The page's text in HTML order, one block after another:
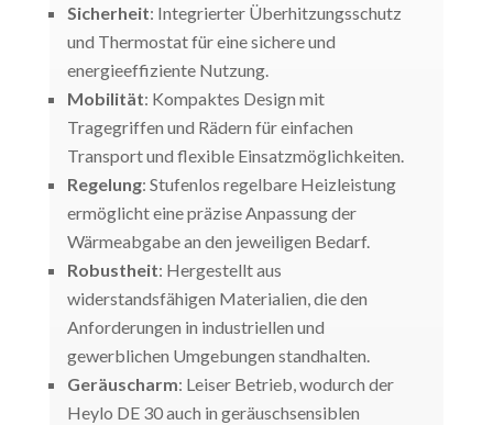
Sicherheit: Integrierter Überhitzungsschutz
und Thermostat für eine sichere und
energieeffiziente Nutzung.
Mobilität: Kompaktes Design mit
Tragegriffen und Rädern für einfachen
Transport und flexible Einsatzmöglichkeiten.
Regelung: Stufenlos regelbare Heizleistung
ermöglicht eine präzise Anpassung der
Wärmeabgabe an den jeweiligen Bedarf.
Robustheit: Hergestellt aus
widerstandsfähigen Materialien, die den
Anforderungen in industriellen und
gewerblichen Umgebungen standhalten.
Geräuscharm: Leiser Betrieb, wodurch der
Heylo DE 30 auch in geräuschsensiblen